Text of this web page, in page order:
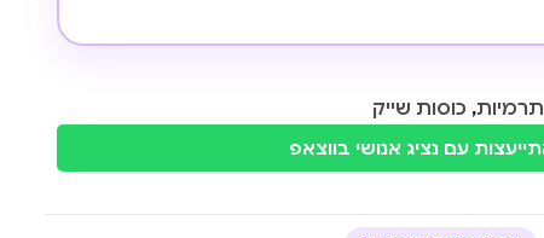
, כוסות שייק
עם נציג אנושי בווצאפ